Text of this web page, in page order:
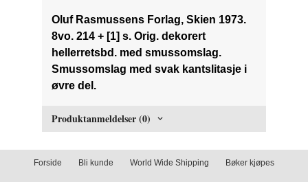
Oluf Rasmussens Forlag, Skien 1973.
8vo. 214 + [1] s. Orig. dekorert
hellerretsbd. med smussomslag.
Smussomslag med svak kantslitasje i
øvre del.
Produktanmeldelser (0)
Forside Bli kunde World Wide Shipping Bøker kjøpes